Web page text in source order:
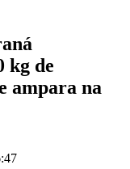
kg de
ampara na